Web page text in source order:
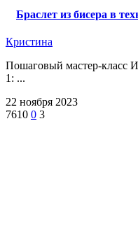
Браслет из бисера в
Кристина
Пошаговый мастер-класс
1: ...
22 ноября 2023
7610 0 3